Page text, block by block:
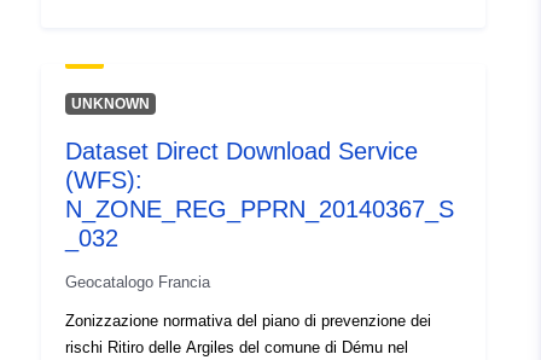
Tuttavia, alcuni di essi si applicano anche alle
costruzioni esistenti. A seconda del tipo di costruzione
obbligatori o semplicemente raccomandati. L'RPP
approvato è una servitù di pubblica utilità ed è opponibile
a terzi.
UNKNOWN
Dataset Direct Download Service
(WFS):
N_ZONE_REG_PPRN_20140367_S
_032
Geocatalogo Francia
Zonizzazione normativa del piano di prevenzione dei
rischi Ritiro delle Argiles del comune di Dému nel